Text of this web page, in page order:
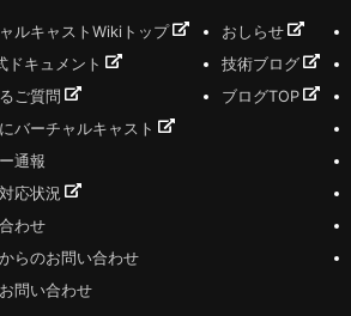
ルキャストWikiトップ
ドキュメント
ご質問
バーチャルキャスト
通報
応状況
わせ
らのお問い合わせ
問い合わせ
おしらせ
技術ブログ
ブログTOP